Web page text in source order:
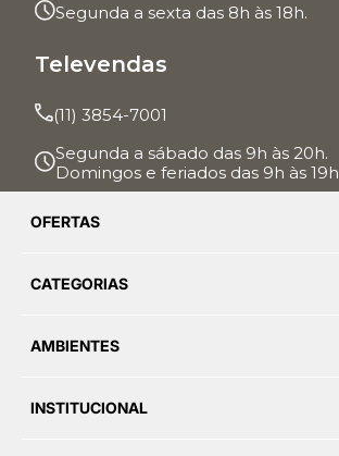
Segunda a sexta das 8h às 18h.
Televendas
(11) 3854-7001
Segunda a sábado das 9h às 20h.
Domingos e feriados das 9h às 19h
OFERTAS
CATEGORIAS
AMBIENTES
INSTITUCIONAL